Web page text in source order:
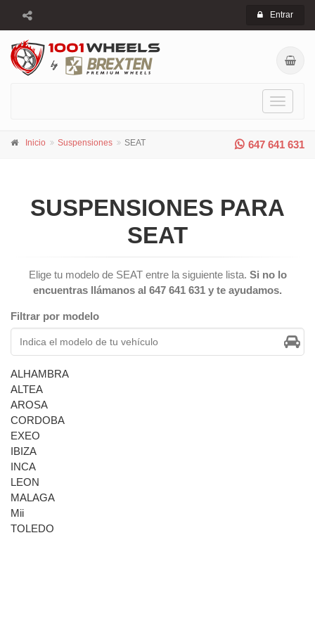
Entrar
Toggle
647 641 631
Inicio Suspensiones SEAT
SUSPENSIONES PARA
SEAT
Elige tu modelo de SEAT entre la siguiente lista. Si no lo
encuentras llámanos al 647 641 631 y te ayudamos.
Filtrar por modelo
ALHAMBRA
ALTEA
AROSA
CORDOBA
EXEO
IBIZA
INCA
LEON
MALAGA
Mii
TOLEDO